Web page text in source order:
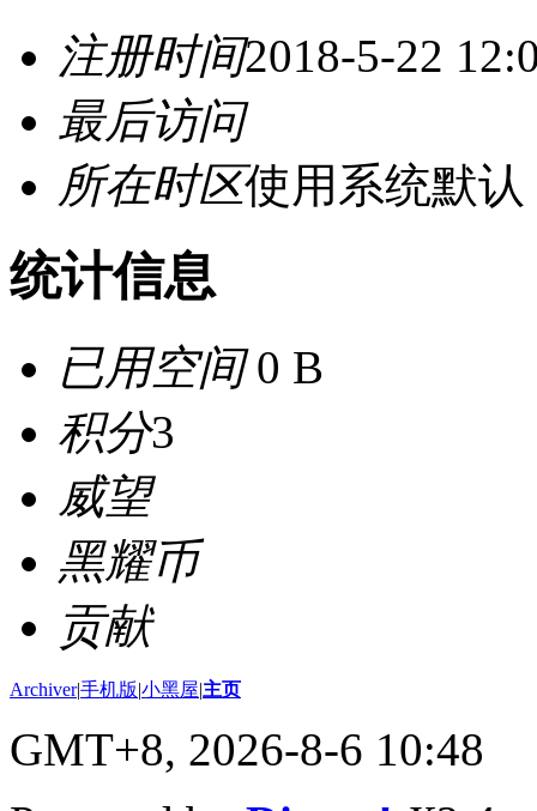
注册时间2018-5-22
最后访问
所在时区使用系统默认
统计信息
已用空间0 B
积分3
威望
黑耀币
贡献
Archiver|手机版|小黑屋|主页
GMT+8, 2026-8-6 10:48